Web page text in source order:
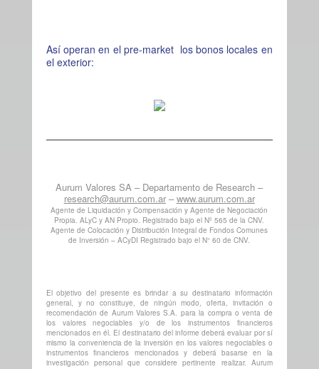
Así operan en el pre-market los bonos locales en
el exterior:
Aurum Valores SA – Departamento de Research –
research@aurum.com.ar– www.aurum.com.ar
Agente de Liquidación y Compensación y Agente de Negociación
Propia. ALyC y AN Propio. Registrado bajo el Nº 565 de la CNV.
Agente de Colocación y Distribución Integral de Fondos Comunes
de Inversión – ACyDI Registrado bajo el N° 60 de CNV.
El objetivo del presente es brindar a su destinatario información
general, y no constituye, de ningún modo, oferta, invitación o
recomendación de Aurum Valores S.A. para la compra o venta de
los valores negociables y/o de los instrumentos financieros
mencionados en él. El destinatario del informe deberá evaluar por sí
mismo la conveniencia de la inversión en los valores negociables o
instrumentos financieros mencionados y deberá basarse en la
investigación personal que considere pertinente realizar. Aurum